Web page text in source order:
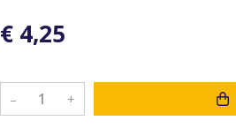
€ 4,25
– +